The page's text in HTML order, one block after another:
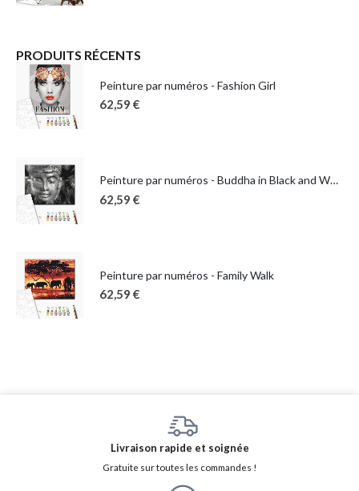
PRODUITS RÉCENTS
Peinture par numéros - Fashion Girl
62,59 €
Peinture par numéros - Buddha in Black and White
62,59 €
Peinture par numéros - Family Walk
62,59 €
Livraison rapide et soignée
Gratuite sur toutes les commandes !